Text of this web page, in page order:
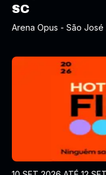
SC
Arena Opus - São José